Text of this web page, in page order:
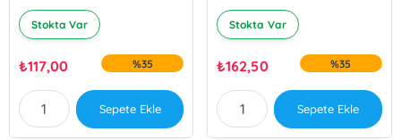
Stokta Var
₺117,00 %35
Sepete Ekle
Stokta Var
₺162,50 %35
Sepete Ekle